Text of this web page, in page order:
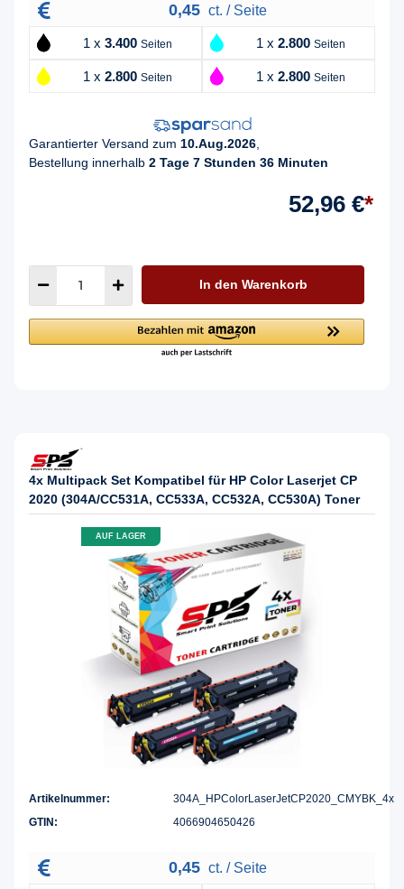
0,45 ct. / Seite
1 x 3.400 Seiten 1 x 2.800 Seiten
1 x 2.800 Seiten 1 x 2.800 Seiten
Garantierter Versand zum 10.Aug.2026
Bestellung innerhalb 2 Tage 7 Stunden 36 Minuten
52,96 €*
In den Warenkorb
4x Multipack Set Kompatibel für HP Color Laserjet CP
2020 (304A/CC531A, CC533A, CC532A, CC530A) Toner
AUF LAGER
Artikelnummer:
304A_HPColorLaserJetCP2020_CMYBK_4x
GTIN:
4066904650426
0,45 ct. / Seite